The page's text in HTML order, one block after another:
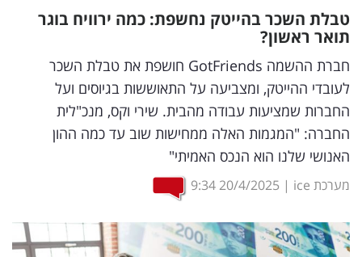
דיגיטל
וטק
שיווק
ופרסום
משפט
ומחקרים
טבלת השכר בהייטק נחשפת: כמה ירוויח בוגר
תואר ראשון?
חברת ההשמה GotFriends חושפת את טבלת השכר
לעובדי ההייטק, ומצביעה על התאוששות בגיוסים ועל
החברות שמציעות עבודה מהבית. שירי וקס, מנכ"לית
החברה: "המגמות האלה ממחישות שוב עד כמה ההון
האנושי שלנו הוא הנכס האמיתי"
מערכת ice |
20/4/2025
9:34